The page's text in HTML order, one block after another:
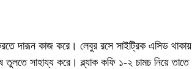
দারূন কাজ করে। লেবুর রসে সাইট্রিক এসিড থাকায়
সাহায্য করে। ব্ল্যাক কফি ১-২ চামচ নিয়ে তাতে